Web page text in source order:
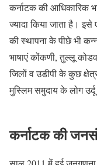
कर्नाटक की आधिकारिक
ज्यादा किया जाता है। इसे
की स्थापना के पीछे भी
भाषाएं कोंकणी, तुल्लू
जिलों व उडीपी के कुछ
मुस्लिम समुदाय के लोग
कर्नाटक की